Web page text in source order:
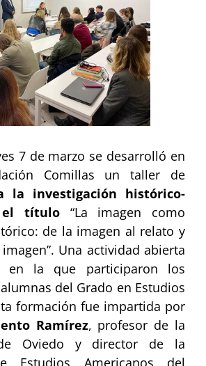
7 de marzo se desarrolló en
Comillas un taller de
la investigación histórico-
el título “La imagen como
de la imagen al relato y
Una actividad abierta
la que participaron los
del Grado en Estudios
formación fue impartida por
Ramírez, profesor de la
Oviedo y director de la
Estudios Americanos del